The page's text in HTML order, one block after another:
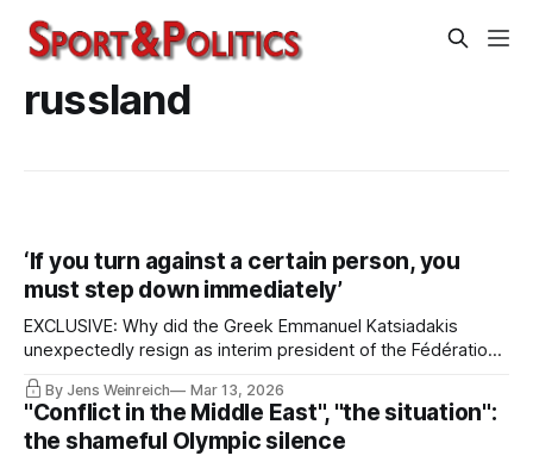
russland
‘If you turn against a certain person, you
must step down immediately’
EXCLUSIVE: Why did the Greek Emmanuel Katsiadakis
unexpectedly resign as interim president of the Fédération
Internationale d'Escrime (FIE) in April 2025? Read the answer
here: because he refused to send a letter to US President
Trump asking for the sanctions against Alisher Usmanov to
be lifted.
By Jens Weinreich Mar 13, 2026
"Conflict in the Middle East", "the situation":
the shameful Olympic silence